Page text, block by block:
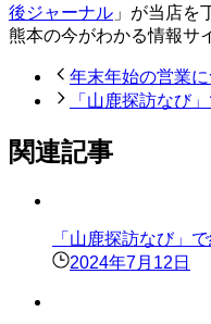
後ジャーナル 」が当店を
熊本の今がわかる情報サ
年末年始の営業
「山鹿探訪なび
関連記事
「山鹿探訪なび」
2024年7月12日